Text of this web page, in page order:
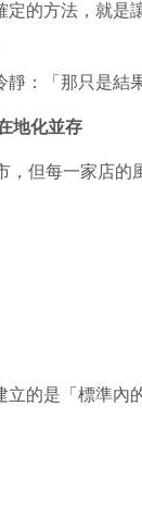
的方法，就是
：「那只是結
地化並存
，但每一家店的
立的是「標準